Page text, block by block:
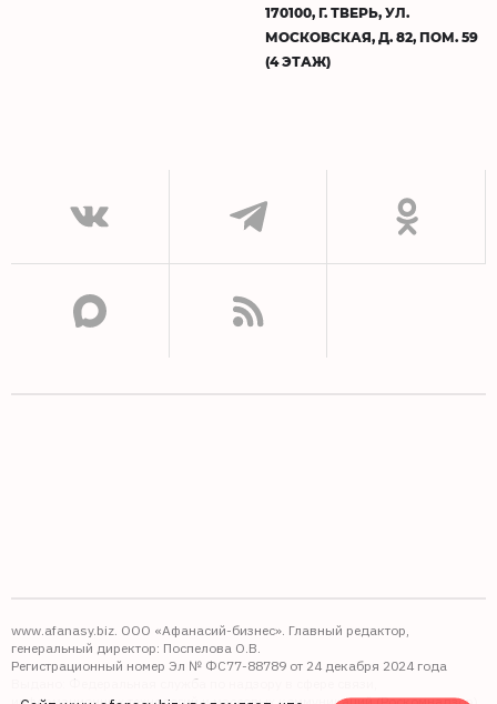
170100, Г. ТВЕРЬ, УЛ.
МОСКОВСКАЯ, Д. 82, ПОМ. 59
(4 ЭТАЖ)
www.afanasy.biz. ООО «Афанасий-бизнес». Главный редактор,
генеральный директор: Поспелова О.В.
Регистрационный номер Эл № ФС77-88789 от 24 декабря 2024 года
Выдано: Федеральная служба по надзору в сфере связи,